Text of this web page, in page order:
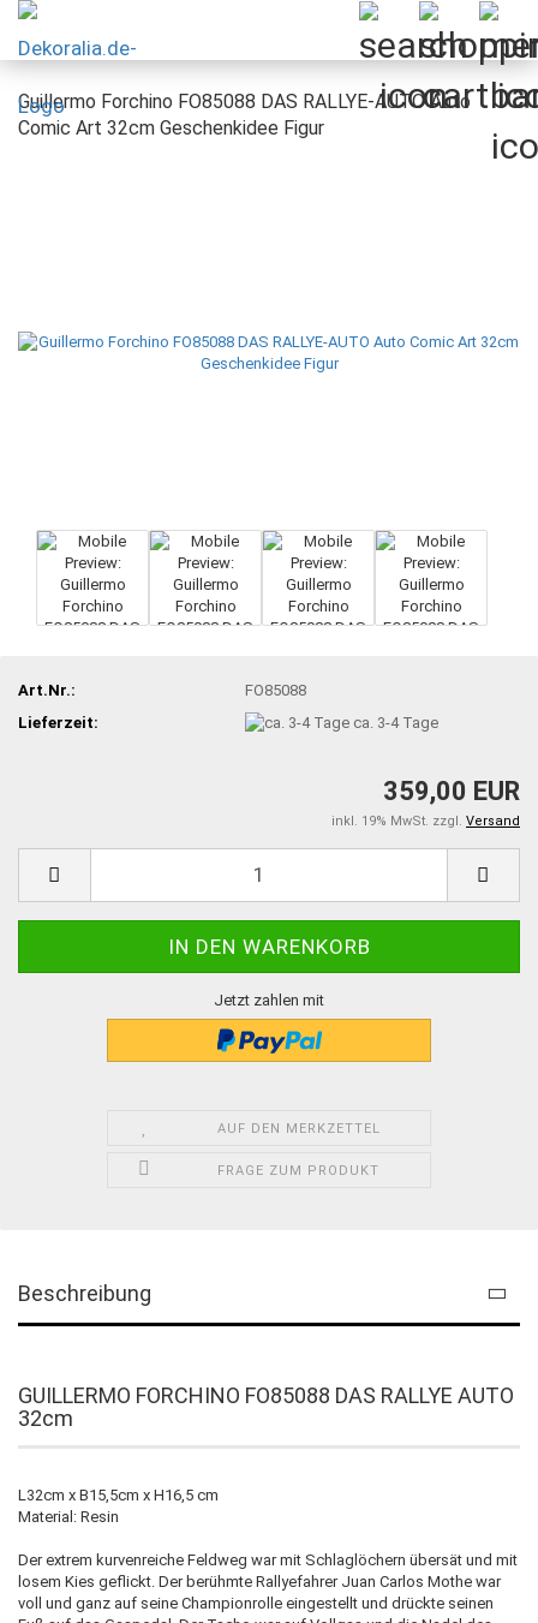
Guillermo Forchino FO85088 DAS RALLYE-AUTO Auto
Comic Art 32cm Geschenkidee Figur
Art.Nr.:
FO85088
Lieferzeit:
ca. 3-4 Tage
359,00 EUR
inkl. 19% MwSt. zzgl. Versand
Jetzt zahlen mit
AUF DEN MERKZETTEL
FRAGE ZUM PRODUKT
Beschreibung
GUILLERMO FORCHINO FO85088 DAS RALLYE AUTO
32cm
L32cm x B15,5cm x H16,5 cm
Material: Resin
Der extrem kurvenreiche Feldweg war mit Schlaglöchern übersät und mit
losem Kies geflickt. Der berühmte Rallyefahrer Juan Carlos Mothe war
voll und ganz auf seine Championrolle eingestellt und drückte seinen